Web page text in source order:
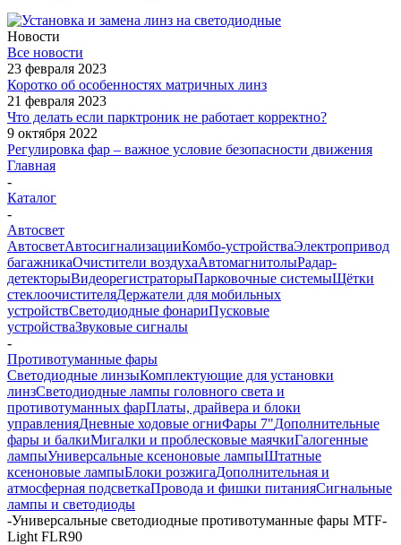
Новости
Все новости
23 февраля 2023
Коротко об особенностях матричных линз
21 февраля 2023
Что делать если парктроник не работает корректно?
9 октября 2022
Регулировка фар – важное условие безопасности движения
Главная
-
Каталог
-
Автосвет
АвтосветАвтосигнализацииКомбо-устройстваЭлектропривод
багажникаОчистители воздухаАвтомагнитолыРадар-
детекторыВидеорегистраторыПарковочные системыЩётки
стеклоочистителяДержатели для мобильных
устройствСветодиодные фонариПусковые
устройстваЗвуковые сигналы
-
Противотуманные фары
Светодиодные линзыКомплектующие для установки
линзСветодиодные лампы головного света и
противотуманных фарПлаты, драйвера и блоки
управленияДневные ходовые огниФары 7"Дополнительные
фары и балкиМигалки и проблесковые маячкиГалогенные
лампыУниверсальные ксеноновые лампыШтатные
ксеноновые лампыБлоки розжигаДополнительная и
атмосферная подсветкаПровода и фишки питанияCигнальные
лампы и светодиоды
-Универсальные светодиодные противотуманные фары MTF-
Light FLR90